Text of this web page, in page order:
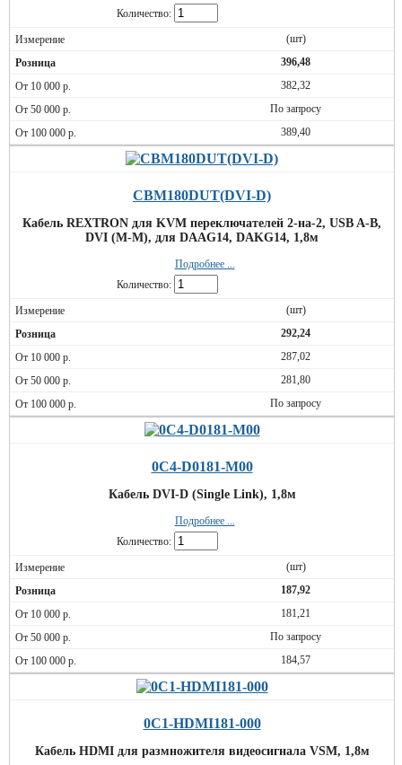
Количество:
(шт)
396,48
382,32
По запросу
389,40
CBM180DUT(DVI-D)
Кабель REXTRON для KVM переключателей 2-на-2, USB A-B,
DVI (M-M), для DAAG14, DAKG14, 1,8м
Подробнее ...
Количество:
(шт)
292,24
287,02
281,80
По запросу
0C4-D0181-M00
Кабель DVI-D (Single Link), 1,8м
Подробнее ...
Количество:
(шт)
187,92
181,21
По запросу
184,57
0C1-HDMI181-000
Кабель HDMI для размножителя видеосигнала VSM, 1,8м